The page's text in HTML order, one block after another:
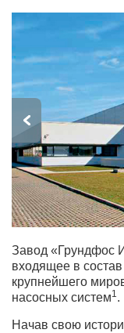
Завод «Грундфос
входящее в состав
крупнейшего
насосных систем1.
Начав свою